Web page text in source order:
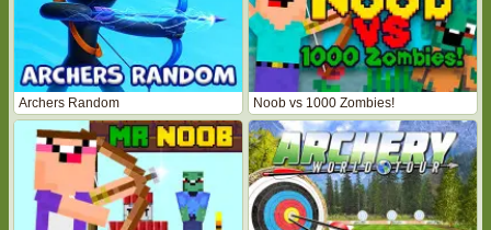
Archers Random Noob vs 1000 Zombies!